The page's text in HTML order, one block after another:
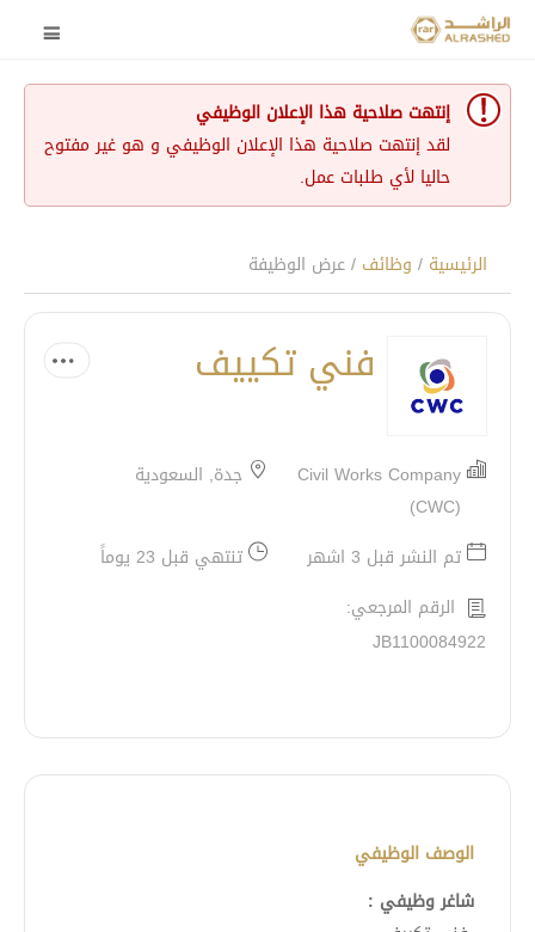
إنتهت صلاحية هذا الإعلان الوظيفي
لقد إنتهت صلاحية هذا الإعلان الوظيفي و هو غير مفتوح
حاليا لأي طلبات عمل.
الرئيسية / وظائف / عرض الوظيفة
فني تكييف
Civil Works Company
(CWC)
جدة, السعودية
تم النشر قبل 3 اشهر
تنتهي قبل 23 يوماً
الرقم المرجعي:
JB1100084922
الوصف الوظيفي
شاغر وظيفي :